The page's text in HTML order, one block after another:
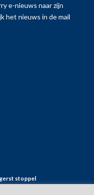
e-nieuws naar zijn
het nieuws in de mail
stoppel